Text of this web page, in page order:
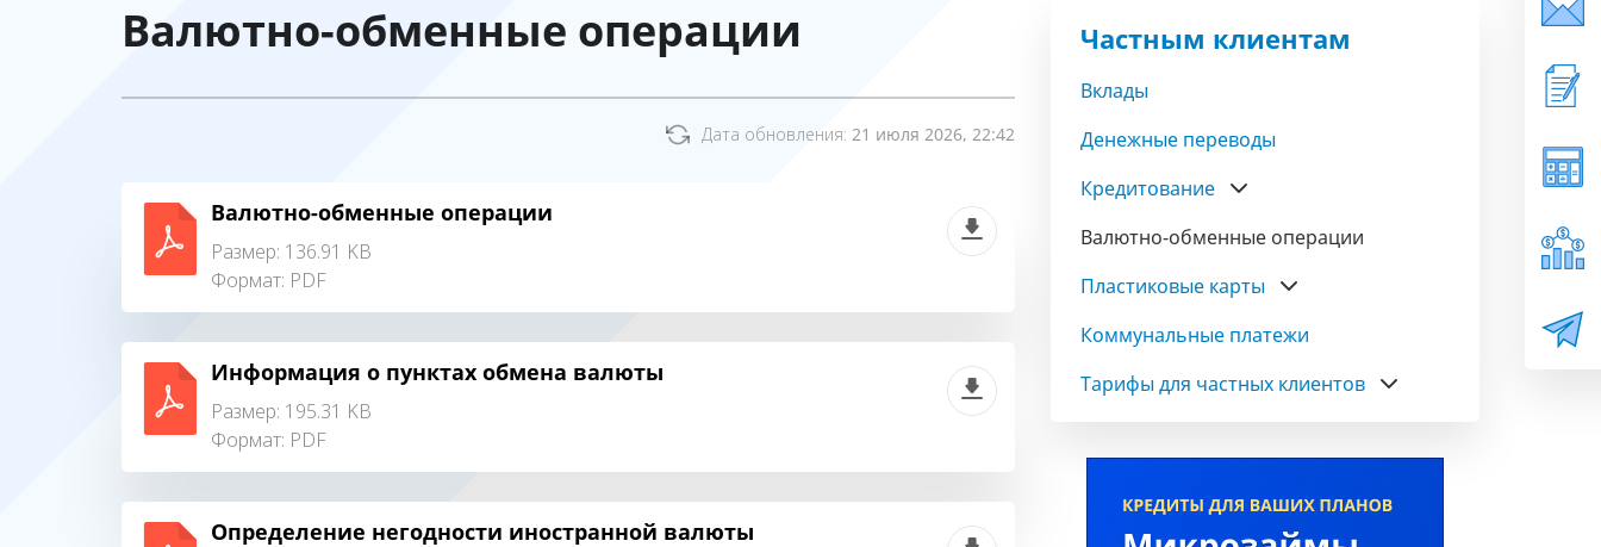
Валютно-обменные операции
Дата обновления: 21 июля 2026, 22:42
Валютно-обменные операции
Размер: 136.91 KB
Формат: PDF
Информация о пунктах обмена валюты
Размер: 195.31 KB
Формат: PDF
Определение негодности иностранной валюты
Частным клиентам
Вклады
Денежные переводы
Кредитование
Валютно-обменные операции
Пластиковые карты
Коммунальные платежи
Тарифы для частных клиентов